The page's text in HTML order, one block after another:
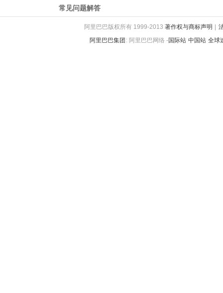
常见问题解答
阿里巴巴版权所有 1999-2013 著作权与商标声明
阿里巴巴集团 : 阿里巴巴网络 -国际站 中国站 全球